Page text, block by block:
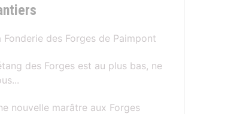
Fonderie des Forges de Paimpont
des Forges est au plus bas, ne
nouvelle marâtre aux Forges